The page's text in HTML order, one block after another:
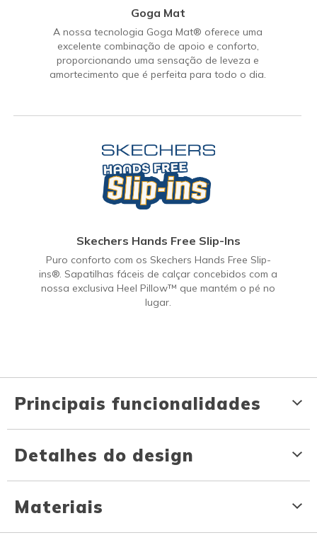
Goga Mat
A nossa tecnologia Goga Mat® oferece uma
excelente combinação de apoio e conforto,
proporcionando uma sensação de leveza e
amortecimento que é perfeita para todo o dia.
Skechers Hands Free Slip-Ins
Puro conforto com os Skechers Hands Free Slip-
ins®. Sapatilhas fáceis de calçar concebidos com a
nossa exclusiva Heel Pillow™ que mantém o pé no
lugar.
Principais funcionalidades
Detalhes do design
Materiais